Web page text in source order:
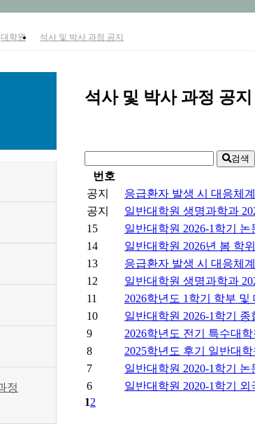
대학원 석사 및 박사 과정 공지
정
석사 및 박사 과정 공지
검색
번호
공지
응급환자 발생 시 대응체
공지
일반대학원 생명과학과
15
일반대학원 2026-1학기
14
일반대학원 2026년 봄 학
13
응급환자 발생 시 대응체
12
일반대학원 생명과학과
11
2026학년도 1학기 학부
10
일반대학원 2026-1학기
9
2026학년도 전기 특수대
8
2025학년도 후기 일반대
7
일반대학원 2020-1학기
6
일반대학원 2020-1학기
12